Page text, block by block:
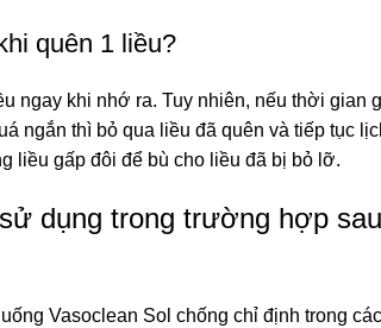
quên 1 liều?
ngay khi nhớ ra. Tuy nhiên, nếu thời gian
ngắn thì bỏ qua liều đã quên và tiếp tục
liều gấp đôi để bù cho liều đã bị bỏ lỡ.
dụng trong trường hợp
Vasoclean Sol chống chỉ định trong